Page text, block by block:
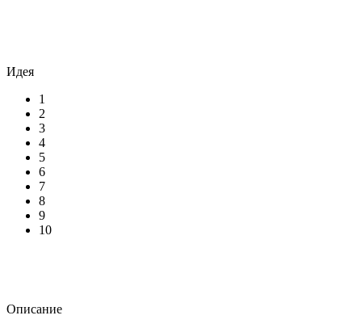
Идея
1
2
3
4
5
6
7
8
9
10
Описание